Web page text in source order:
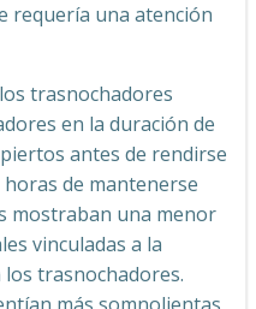
requería una atención
trasnochadores
en la duración de
antes de rendirse
de mantenerse
mostraban una menor
vinculadas a la
trasnochadores.